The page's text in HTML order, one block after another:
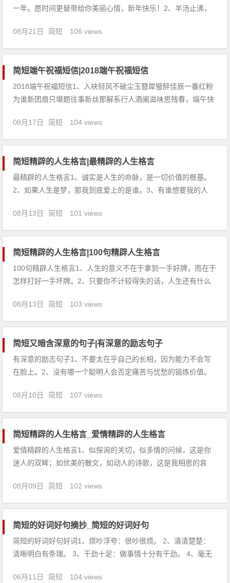
一年。愿时间更替带给你美丽心情，新年快乐！2、羊汤止沸，
你的手机，变做短消息说：“新年快乐！4、阔别多日，愿在这祥
和的三鹿奶粉事件春节里带给你快乐无数！祝你春节过得开心
08月21日 简短 106 views
简短端午祝福短信|2018端午祝福短信
2018端午祝福短信1、入袂轻风不破尘玉簪犀璧醉佳辰一番红粉
为谁新团扇只堪题往事新丝那解系行人酒阑滋味思残春，端午快
一起补偿，所有的关心，凝聚这条短信。祝端午节快乐！3、很
久以前，屈原先生下岗后发明了粽子，可是不但销量不好，还要
08月17日 简短 104 views
简短精辟的人生格言|最精辟的人生格言
最精辟的人生格言1、诚实是人生的命脉，是一切价值的根基。
2、如果人生是梦，那我到底爱上的是谁。3、有谁想要我的人
去。5、戴上面具去生活，不戴面具看别人生活。6、人生没有所
有权，只有生命的使用权。7、人生的真理，只是藏在平淡无味
08月13日 简短 101 views
简短精辟的人生格言|100句精辟人生格言
100句精辟人生格言1、人生的意义不在于拿到一手好牌，而在于
怎样打好一手坏牌。2、只要你不计较得失的话，人生还有什么
场上决不允许不及格。4、倘若用天平来衡量人生的价值，贡献
应是平上最重的法码。5、人生就是一场盛大的遇见，有些人终
08月13日 简短 103 views
简短又暗含深意的句子|有深意的励志句子
有深意的励志句子1、不要太在乎自己的长相，因为能力不会写
在脸上。2、没有哪一个聪明人会否定痛苦与忧愁的锻炼价值。
世间成事，不求其绝对圆满，留一份不足，可得无限美好。5、
只有第一名可以教你如何成为第一名。6、世界上只有想不通的
08月10日 简短 107 views
简短精辟的人生格言_爱情精辟的人生格言
爱情精辟的人生格言1、似探询的关切，似多情的问候，这是你
迷人的双眸；如优美的散文，如动人的诗歌，这是我相思的哀
距离，不是生与死的距离，不是天各一方，而是我就站在你面
前，你却不知道我爱你。3、爱情的最初，有青木瓜的味道，有
08月09日 简短 102 views
简短的好词好句摘抄_简短的好词好句
简短的好词好句好词1、烦吵浮夸：很吵很烦。 2、清清楚楚：
清晰明白有条理。 3、干劲十足：做事情十分有干劲。 4、毫无
什么也不知道。 6、历经艰辛：形容经过了很多的艰难困苦。
06月11日 简短 104 views